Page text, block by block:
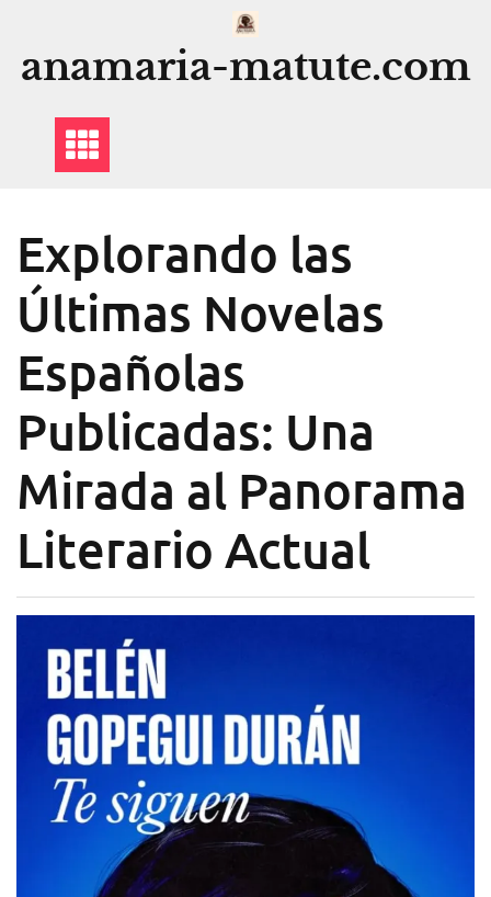
contenido
anamaria-matute.com
Explorando las
Últimas Novelas
Españolas
Publicadas: Una
Mirada al Panorama
Literario Actual